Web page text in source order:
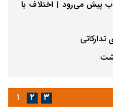
پیش می‌رود | اختلاف با
۱ ۲ ۳